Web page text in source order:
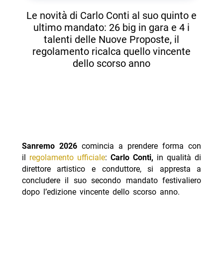
Le novità di Carlo Conti al suo quinto e
ultimo mandato: 26 big in gara e 4 i
talenti delle Nuove Proposte, il
regolamento ricalca quello vincente
dello scorso anno
Sanremo 2026comincia a prendere forma con
il regolamento ufficiale: Carlo Conti, in qualità di
direttore artistico e conduttore, si appresta a
concludere il suo secondo mandato festivaliero
dopo l’edizione vincente dello scorso anno.